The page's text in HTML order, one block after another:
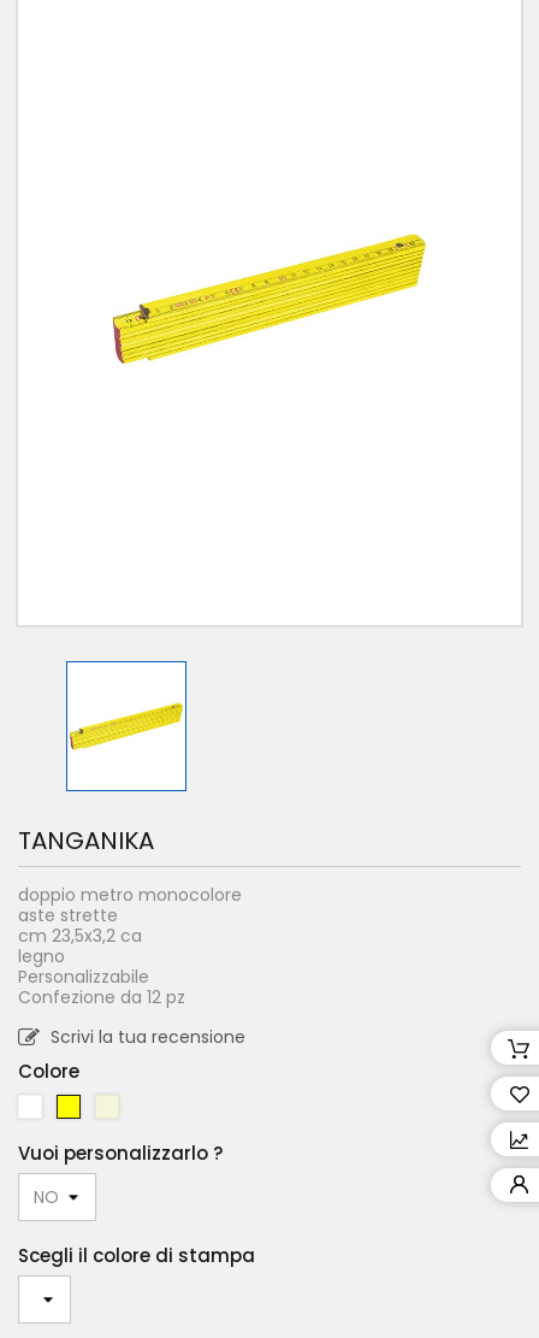
TANGANIKA
doppio metro monocolore
aste strette
cm 23,5x3,2 ca
legno
Personalizzabile
Confezione da 12 pz
Scrivi la tua recensione
Colore
A
C
A
I
Vuoi personalizzarlo ?
Scegli il colore di stampa